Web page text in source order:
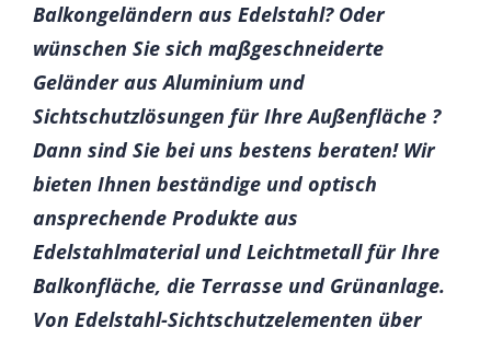
Balkongeländern aus Edelstahl? Oder
wünschen Sie sich maßgeschneiderte
Geländer aus Aluminium und
Sichtschutzlösungen für Ihre Außenfläche ?
Dann sind Sie bei uns bestens beraten! Wir
bieten Ihnen beständige und optisch
ansprechende Produkte aus
Edelstahlmaterial und Leichtmetall für Ihre
Balkonfläche, die Terrasse und Grünanlage.
Von Edelstahl-Sichtschutzelementen über